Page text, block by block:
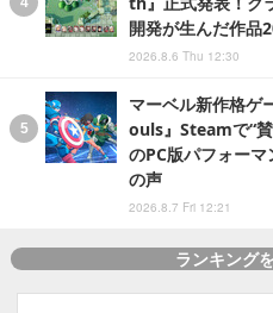
開発が生んだ作品
2026.8.6 Thu 12:30
マーベル新作格
ouls』Steamで“
のPC版パフォー
の声
2026.8.7 Fri 12:21
ランキング